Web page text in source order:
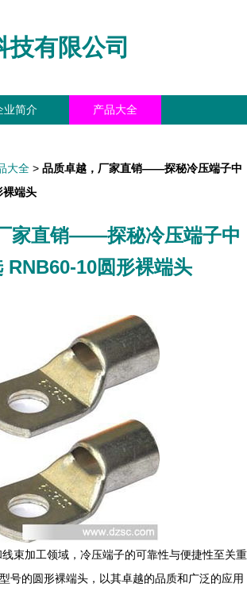
技有限公司
业简介 产品大全
大全 > 品质卓越，厂家直销——探秘冷压端子中
裸端头
家直销——探秘冷压端子中
RNB60-10圆形裸端头
束加工领域，冷压端子的可靠性与便捷性至关重
号的圆形裸端头，以其卓越的品质和广泛的应用